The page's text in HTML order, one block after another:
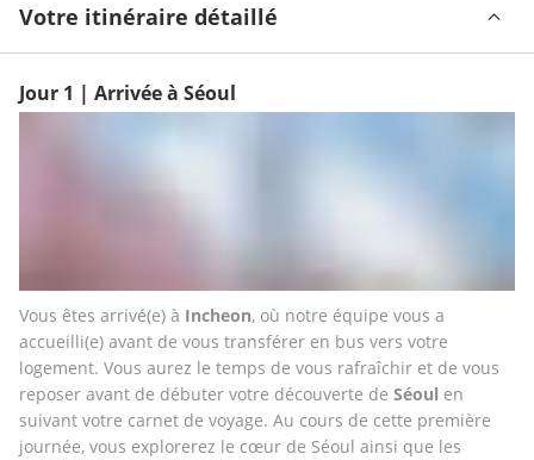
Votre itinéraire détaillé
Jour 1 | Arrivée à Séoul
Vous êtes arrivé(e) à Incheon, où notre équipe vous a
accueilli(e) avant de vous transférer en bus vers votre
logement. Vous aurez le temps de vous rafraîchir et de vous
reposer avant de débuter votre découverte de Séoul en
suivant votre carnet de voyage. Au cours de cette première
journée, vous explorerez le cœur de Séoul ainsi que les